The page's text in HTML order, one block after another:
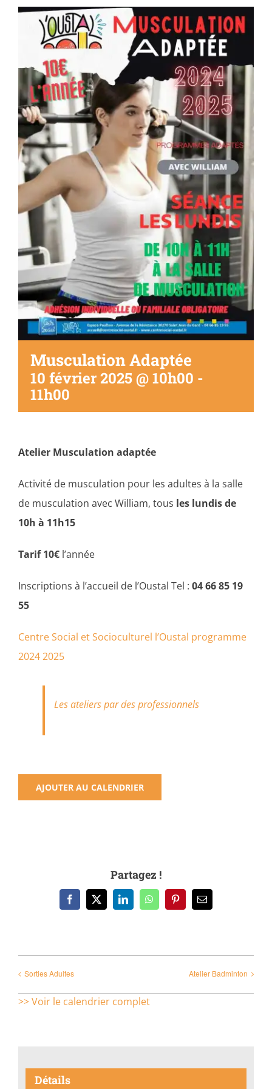
Séniors, Vie locale
Contacts
Musculation Adaptée
10 février 2025 @ 10h00 -
11h00
Atelier Musculation adaptée
Activité de musculation pour les adultes à la salle
de musculation avec William, tous les lundis de
10h à 11h15
Tarif 10€ l’année
Inscriptions à l’accueil de l’Oustal Tel : 04 66 85 19
55
Centre Social et Socioculturel l’Oustal programme
2024 2025
Les ateliers par des professionnels
AJOUTER AU CALENDRIER
Partagez !
Facebook
X LinkedInWhatsAppPinterestEmail
Sorties Adultes Atelier Badminton
>> Voir le calendrier complet
Détails